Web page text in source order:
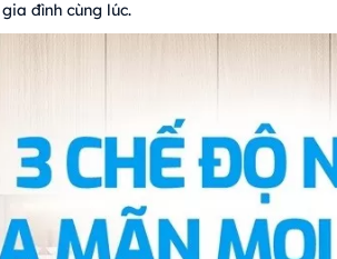
đình cùng lúc.